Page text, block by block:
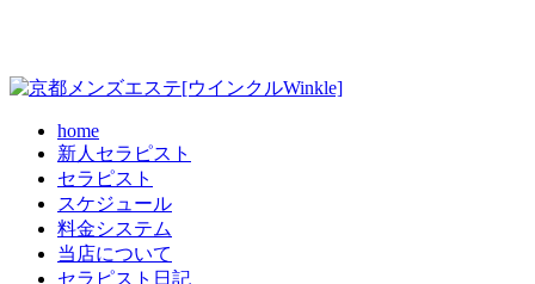
home
新人セラピスト
セラピスト
スケジュール
料金システム
当店について
セラピスト日記